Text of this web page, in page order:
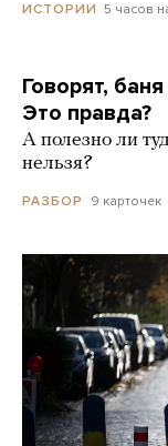
ИСТОРИИ 5 часов
Говорят,
Это правда?
А полезно ли
нельзя?
РАЗБОР 9 карточек